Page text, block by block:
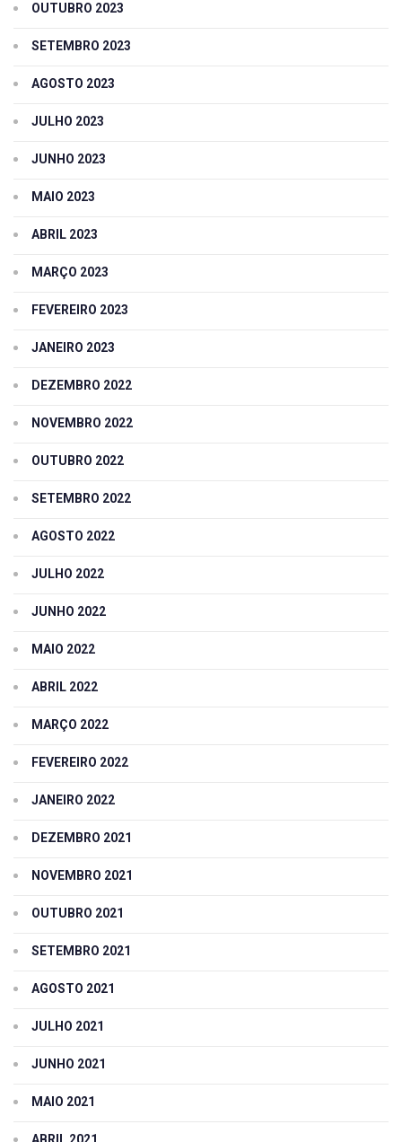
OUTUBRO 2023
SETEMBRO 2023
AGOSTO 2023
JULHO 2023
JUNHO 2023
MAIO 2023
ABRIL 2023
MARÇO 2023
FEVEREIRO 2023
JANEIRO 2023
DEZEMBRO 2022
NOVEMBRO 2022
OUTUBRO 2022
SETEMBRO 2022
AGOSTO 2022
JULHO 2022
JUNHO 2022
MAIO 2022
ABRIL 2022
MARÇO 2022
FEVEREIRO 2022
JANEIRO 2022
DEZEMBRO 2021
NOVEMBRO 2021
OUTUBRO 2021
SETEMBRO 2021
AGOSTO 2021
JULHO 2021
JUNHO 2021
MAIO 2021